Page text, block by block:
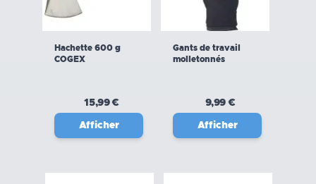
Hachette 600 g
COGEX
15,99 €
Afficher
Gants de travail
molletonnés
9,99 €
Afficher